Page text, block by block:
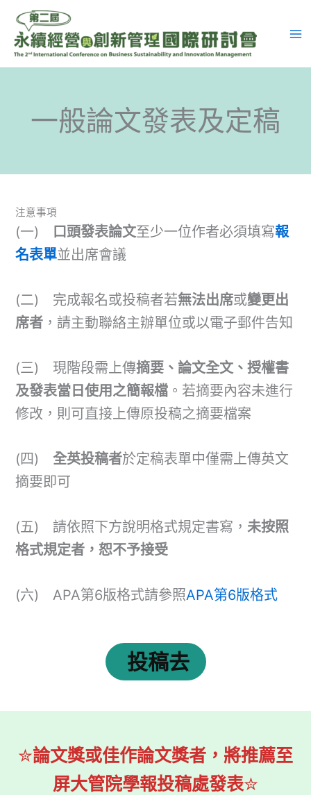
一般論文發表及定稿
注意事項
(一) 口頭發表論文至少一位作者必須填寫報
名表單並出席會議
(二) 完成報名或投稿者若無法出席或變更出
席者，請主動聯絡主辦單位或以電子郵件告知
(三) 現階段需上傳摘要、論文全文、授權書
及發表當日使用之簡報檔。若摘要內容未進行
修改，則可直接上傳原投稿之摘要檔案
(四) 全英投稿者於定稿表單中僅需上傳英文
摘要即可
(五) 請依照下方說明格式規定書寫， 未按照
格式規定者，恕不予接受
(六) APA第6版格式請參照APA第6版格式
投稿去
✮論文獎或佳作論文獎者，將推薦至
屏大管院學報投稿處發表✮